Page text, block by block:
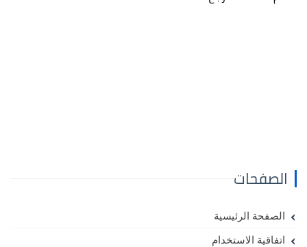
الصفحات
الصفحة الرئيسية
اتفاقية الاستخدام